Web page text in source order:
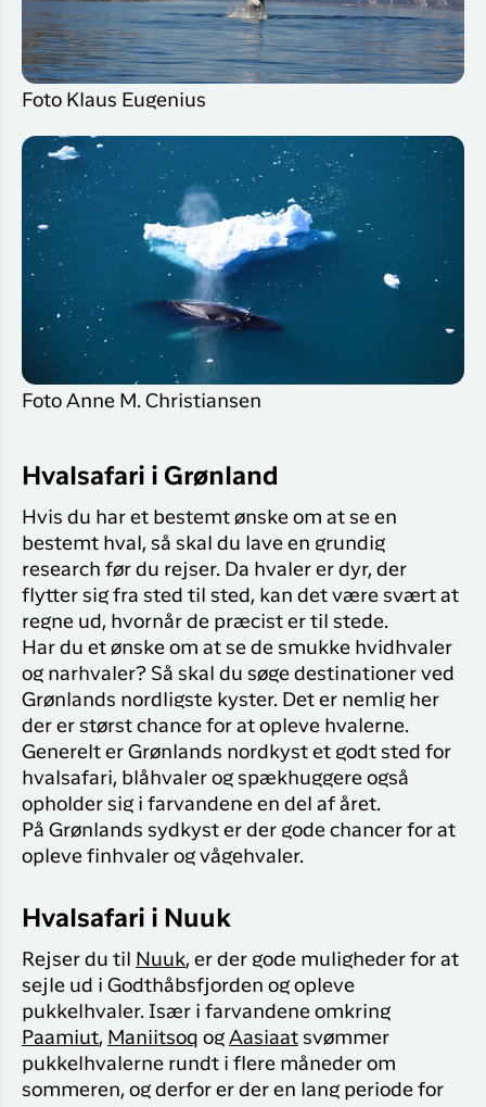
Foto Klaus Eugenius
Foto Anne M. Christiansen
Hvalsafari i Grønland
Hvis du har et bestemt ønske om at se en
bestemt hval, så skal du lave en grundig
research før du rejser. Da hvaler er dyr, der
flytter sig fra sted til sted, kan det være svært at
regne ud, hvornår de præcist er til stede.
Har du et ønske om at se de smukke hvidhvaler
og narhvaler? Så skal du søge destinationer ved
Grønlands nordligste kyster. Det er nemlig her
der er størst chance for at opleve hvalerne.
Generelt er Grønlands nordkyst et godt sted for
hvalsafari, blåhvaler og spækhuggere også
opholder sig i farvandene en del af året.
På Grønlands sydkyst er der gode chancer for at
opleve finhvaler og vågehvaler.
Hvalsafari i Nuuk
Rejser du til Nuuk, er der gode muligheder for at
sejle ud i Godthåbsfjorden og opleve
pukkelhvaler. Især i farvandene omkring
Paamiut, Maniitsoq ogAasiaat svømmer
pukkelhvalerne rundt i flere måneder om
sommeren, og derfor er der en lang periode for